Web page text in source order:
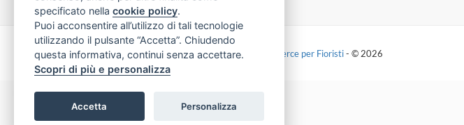
Made with byInfoser.it-Realizzazione Siti ecommerce per Fioristi- © 2026
specificato nella cookie policy.
Puoi acconsentire all’utilizzo di tali tecnologie
utilizzando il pulsante “Accetta”. Chiudendo
questa informativa, continui senza accettare.
Scopri di più e personalizza
Accetta Personalizza